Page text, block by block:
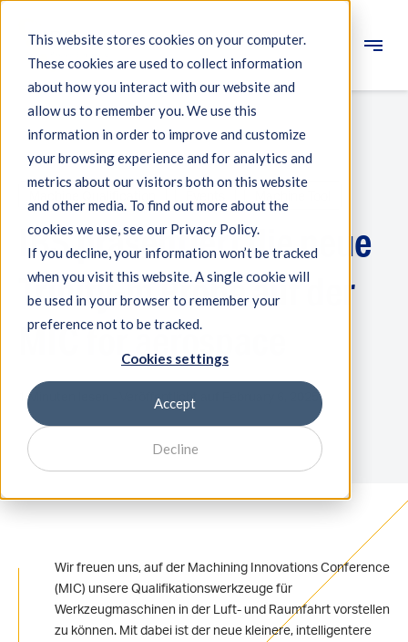
This website stores cookies on your computer.
These cookies are used to collect information
about how you interact with our website and
allow us to remember you. We use this
information in order to improve and customize
your browsing experience and for analytics and
metrics about our visitors both on this website
and other media. To find out more about the
cookies we use, see our Privacy Policy.
If you decline, your information won’t be tracked
when you visit this website. A single cookie will
be used in your browser to remember your
preference not to be tracked.
Cookies settings
Accept
Decline
Engineering
Messsysteme
Maschinenqualifikation
Komponenten
Expertise
Über IBS
Nachrichten
IBS präsentiert die neue
Trinity-m Probe auf der
MIC for aerospace
1 Minuten lesen - Veröffentlicht auf February 6, 2025
Wir freuen uns, auf der Machining Innovations Conference
(MIC) unsere Qualifikationswerkzeuge für
Werkzeugmaschinen in der Luft- und Raumfahrt vorstellen
zu können. Mit dabei ist der neue kleinere, intelligentere